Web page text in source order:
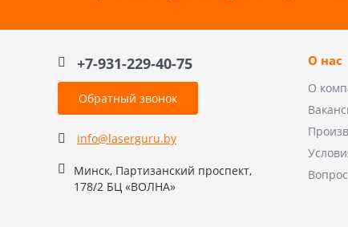
+7-931-229-40-75
Обратный звонок
info@laserguru.by
Минск, Партизанский проспект,
178/2 БЦ «ВОЛНА»
О нас
О